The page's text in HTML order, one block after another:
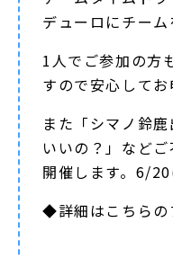
デューロにチーム
1人でご参加の方
すので安心してお
また「シマノ鈴
いいの？」など
開催します。6/
◆詳細はこちら